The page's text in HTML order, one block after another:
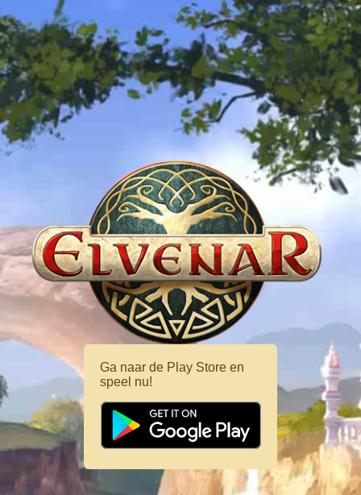
Ga naar de Play Store en
speel nu!